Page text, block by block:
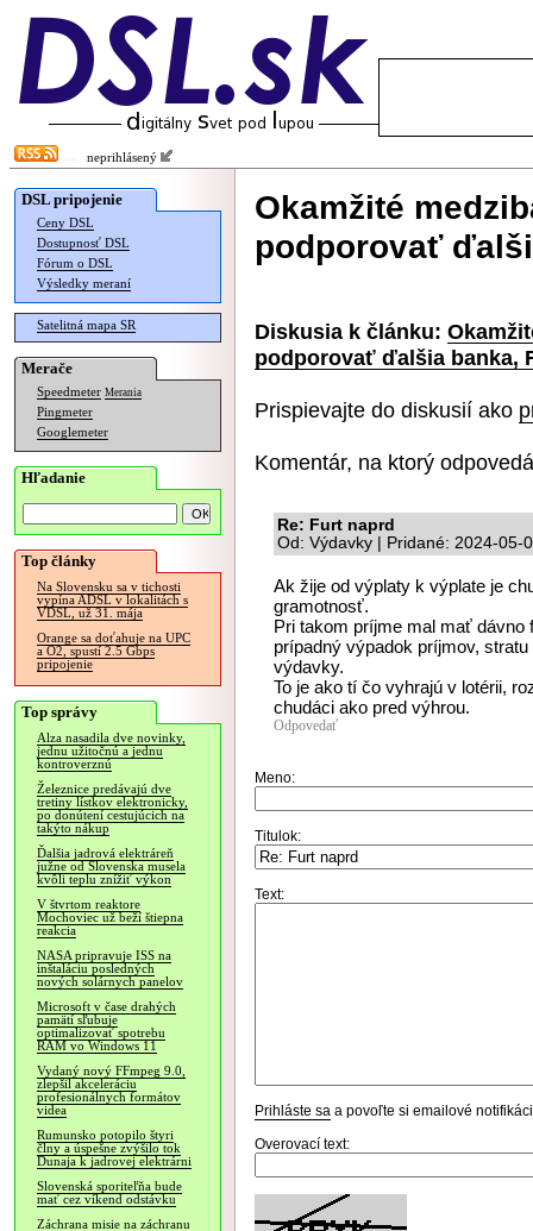
neprihlásený
DSL pripojenie
Ceny DSL
Dostupnosť DSL
Fórum o DSL
Výsledky meraní
Satelitná mapa SR
Merače
Speedmeter Merania
Pingmeter
Googlemeter
Hľadanie
Top články
Na Slovensku sa v tichosti
vypína ADSL v lokalitách s
VDSL, už 31. mája
Orange sa doťahuje na UPC
a O2, spustí 2.5 Gbps
pripojenie
Top správy
Alza nasadila dve novinky,
jednu užitočnú a jednu
kontroverznú
Železnice predávajú dve
tretiny lístkov elektronicky,
po donútení cestujúcich na
takýto nákup
Ďalšia jadrová elektráreň
južne od Slovenska musela
kvôli teplu znížiť výkon
V štvrtom reaktore
Mochoviec už beží štiepna
reakcia
NASA pripravuje ISS na
inštaláciu posledných
nových solárnych panelov
Microsoft v čase drahých
pamätí sľubuje
optimalizovať spotrebu
RAM vo Windows 11
Vydaný nový FFmpeg 9.0,
zlepšil akceleráciu
profesionálnych formátov
videa
Rumunsko potopilo štyri
člny a úspešne zvýšilo tok
Dunaja k jadrovej elektrárni
Slovenská sporiteľňa bude
mať cez víkend odstávku
Záchrana misie na záchranu
Okamžité
podporovať
Diskusia k článku:
podporovať ďalšia banka,
Prispievajte do diskusií ako
Komentár, na ktorý
Re: Furt naprd
Od: Výdavky | Pridané: 2024-05-
Ak žije od výplaty k výplate je
gramotnosť.
Pri takom príjme mal mať dávno
prípadný výpadok príjmov,
výdavky.
To je ako tí čo vyhrajú v lotérii,
chudáci ako pred výhrou.
Odpovedať
Meno:
Titulok:
Text:
Prihláste sa a povoľte si emailové
Overovací text: